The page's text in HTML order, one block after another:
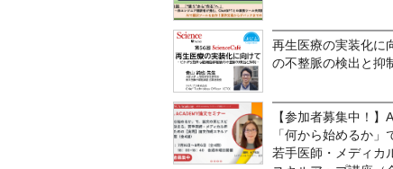
再生医療の実装化に
の不整脈の検出と抑
【参加者募集中！
「何から始めるか」
若手医師・メディカ